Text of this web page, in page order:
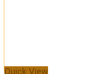
Quick View